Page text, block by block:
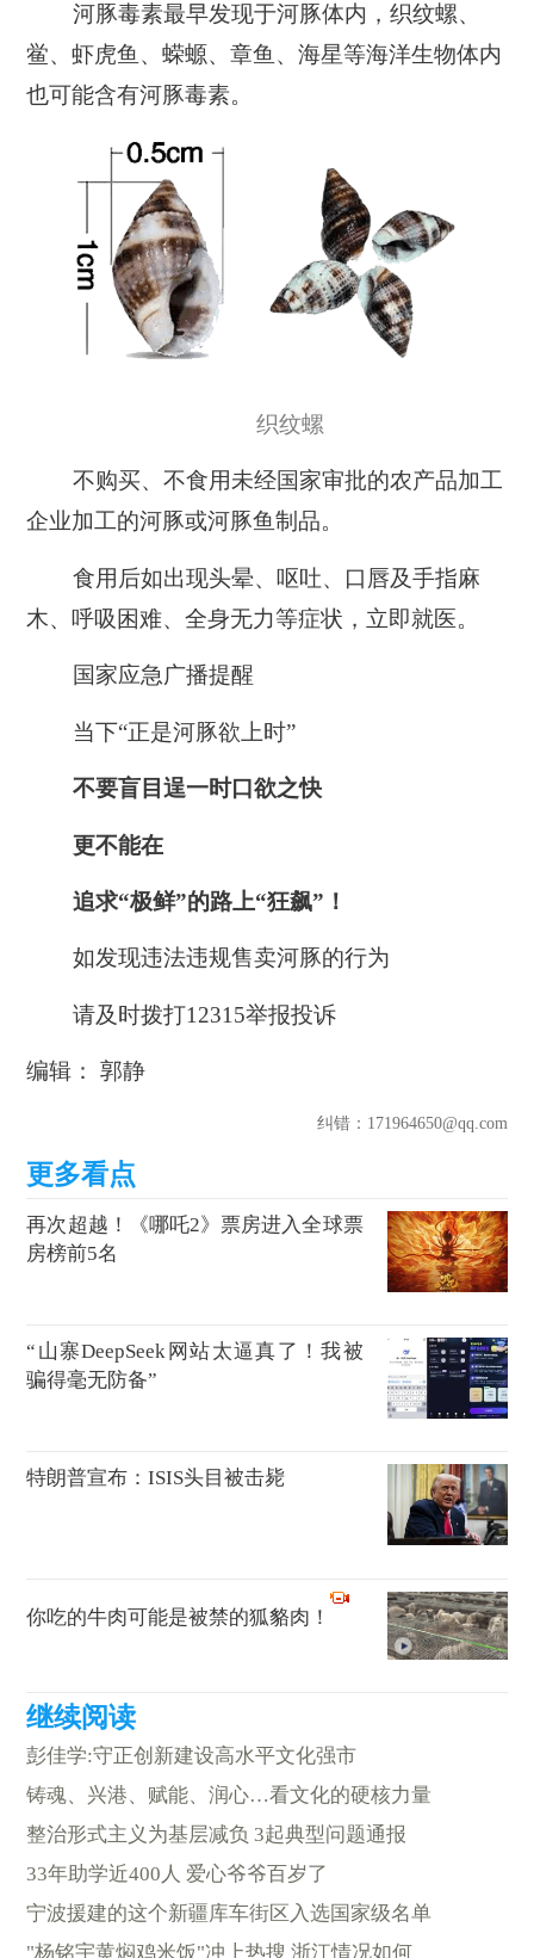
河豚毒素最早发现于河豚体内，织纹螺、
鲎、虾虎鱼、蝾螈、章鱼、海星等海洋生物体内
也可能含有河豚毒素。
织纹螺
不购买、不食用未经国家审批的农产品加工
企业加工的河豚或河豚鱼制品。
食用后如出现头晕、呕吐、口唇及手指麻
木、呼吸困难、全身无力等症状，立即就医。
国家应急广播提醒
当下“正是河豚欲上时”
不要盲目逞一时口欲之快
更不能在
追求“极鲜”的路上“狂飙”！
如发现违法违规售卖河豚的行为
请及时拨打12315举报投诉
编辑： 郭静
纠错：171964650@qq.com
再次超越！《哪吒2》票房进入全球票
房榜前5名
“山寨DeepSeek网站太逼真了！我被
骗得毫无防备”
特朗普宣布：ISIS头目被击毙
你吃的牛肉可能是被禁的狐貉肉！
彭佳学:守正创新建设高水平文化强市
铸魂、兴港、赋能、润心…看文化的硬核力量
整治形式主义为基层减负 3起典型问题通报
33年助学近400人 爱心爷爷百岁了
宁波援建的这个新疆库车街区入选国家级名单
"杨铭宇黄焖鸡米饭"冲上热搜 浙江情况如何